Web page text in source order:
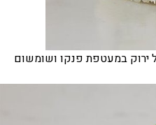
ירוק במעטפת פנקו ושומשום